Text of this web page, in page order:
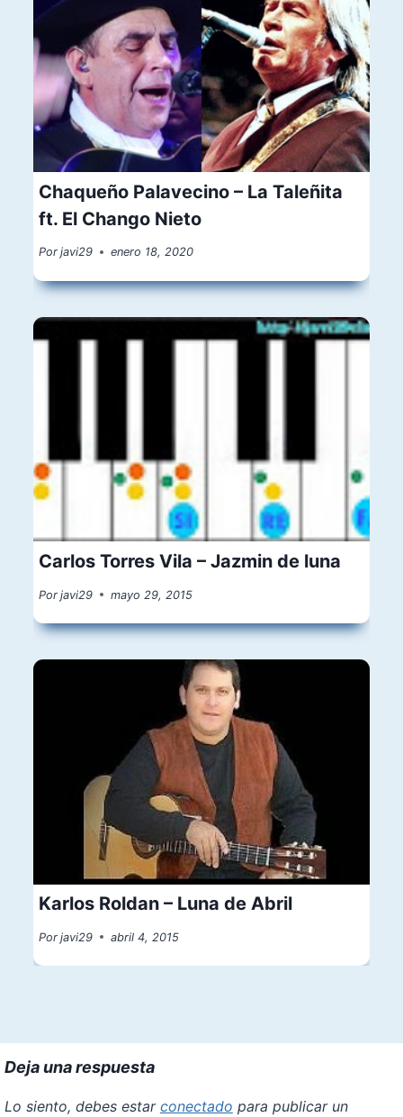
Chaqueño Palavecino – La Taleñita
ft. El Chango Nieto
Por javi29 enero 18, 2020
Carlos Torres Vila – Jazmin de luna
Por javi29 mayo 29, 2015
Karlos Roldan – Luna de Abril
Por javi29 abril 4, 2015
Deja una respuesta
Lo siento, debes estar conectado para publicar un